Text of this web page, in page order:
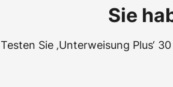
Sie
Testen Sie ‚Unterweisung Plus‘